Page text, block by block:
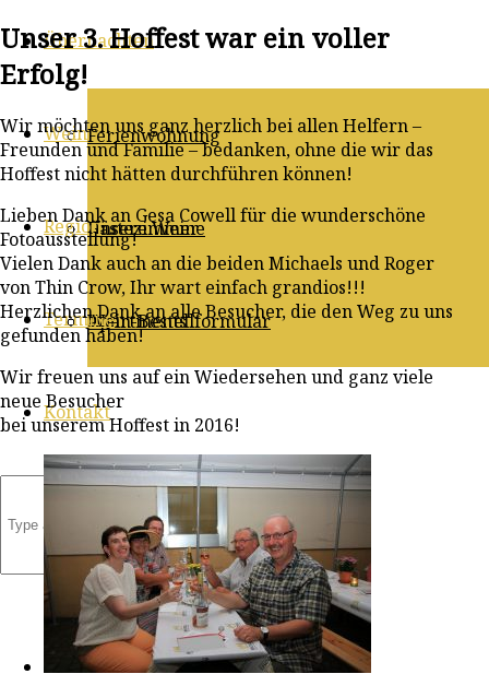
Übernachten
Ferienwohnung
Gästezimmer
Apartments
Wein
Unsere Weine
Wein-Bestellformular
Region
Termine
Kontakt
Unser 3. Hoffest war ein voller
Erfolg!
Wir möchten uns ganz herzlich bei allen Helfern –
Freunden und Familie – bedanken, ohne die wir das
Hoffest nicht hätten durchführen können!
Lieben Dank an Gesa Cowell für die wunderschöne
Fotoausstellung!
Vielen Dank auch an die beiden Michaels und Roger
von Thin Crow, Ihr wart einfach grandios!!!
Herzlichen Dank an alle Besucher, die den Weg zu uns
gefunden haben!
Wir freuen uns auf ein Wiedersehen und ganz viele
neue Besucher
bei unserem Hoffest in 2016!